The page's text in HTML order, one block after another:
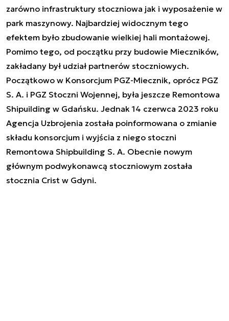
zarówno infrastruktury stoczniowa jak i wyposażenie w
park maszynowy. Najbardziej widocznym tego
efektem było zbudowanie wielkiej hali montażowej.
Pomimo tego, od początku przy budowie Mieczników,
zakładany był udział partnerów stoczniowych.
Początkowo w Konsorcjum PGZ-Miecznik, oprócz PGZ
S. A. i PGZ Stoczni Wojennej, była jeszcze Remontowa
Shipuilding w Gdańsku. Jednak 14 czerwca 2023 roku
Agencja Uzbrojenia została poinformowana o zmianie
składu konsorcjum i wyjścia z niego stoczni
Remontowa Shipbuilding S. A. Obecnie nowym
głównym podwykonawcą stoczniowym została
stocznia Crist w Gdyni.